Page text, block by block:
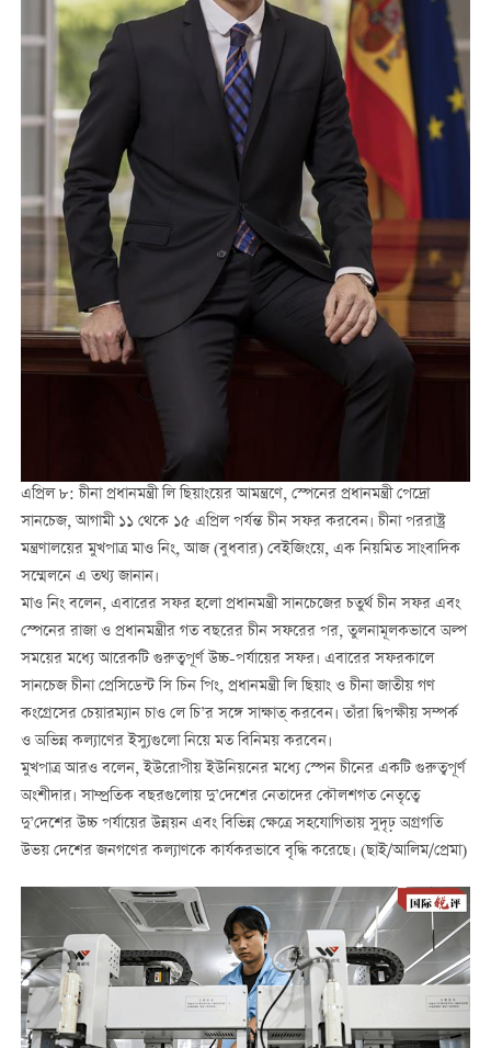
এপ্রিল ৮: চীনা প্রধানমন্ত্রী লি ছিয়াংয়ের আমন্ত্রণে, স্পেনের প্রধানমন্ত্রী পেদ্রো
সানচেজ, আগামী ১১ থেকে ১৫ এপ্রিল পর্যন্ত চীন সফর করবেন। চীনা পররাষ্ট্র
মন্ত্রণালয়ের মুখপাত্র মাও নিং, আজ (বুধবার) বেইজিংয়ে, এক নিয়মিত সাংবাদিক
সম্মেলনে এ তথ্য জানান।
মাও নিং বলেন, এবারের সফর হলো প্রধানমন্ত্রী সানচেজের চতুর্থ চীন সফর এবং
স্পেনের রাজা ও প্রধানমন্ত্রীর গত বছরের চীন সফরের পর, তুলনামূলকভাবে অল্প
সময়ের মধ্যে আরেকটি গুরুত্বপূর্ণ উচ্চ-পর্যায়ের সফর। এবারের সফরকালে
সানচেজ চীনা প্রেসিডেন্ট সি চিন পিং, প্রধানমন্ত্রী লি ছিয়াং ও চীনা জাতীয় গণ
কংগ্রেসের চেয়ারম্যান চাও লে চি’র সঙ্গে সাক্ষাত্ করবেন। তাঁরা দ্বিপক্ষীয় সম্পর্ক
ও অভিন্ন কল্যাণের ইস্যুগুলো নিয়ে মত বিনিময় করবেন।
মুখপাত্র আরও বলেন, ইউরোপীয় ইউনিয়নের মধ্যে স্পেন চীনের একটি গুরুত্বপূর্ণ
অংশীদার। সাম্প্রতিক বছরগুলোয় দু’দেশের নেতাদের কৌলশগত নেতৃত্বে
দু’দেশের উচ্চ পর্যায়ের উন্নয়ন এবং বিভিন্ন ক্ষেত্রে সহযোগিতায় সুদৃঢ় অগ্রগতি
উভয় দেশের জনগণের কল্যাণকে কার্যকরভাবে বৃদ্ধি করেছে। (ছাই/আলিম/প্রেমা)